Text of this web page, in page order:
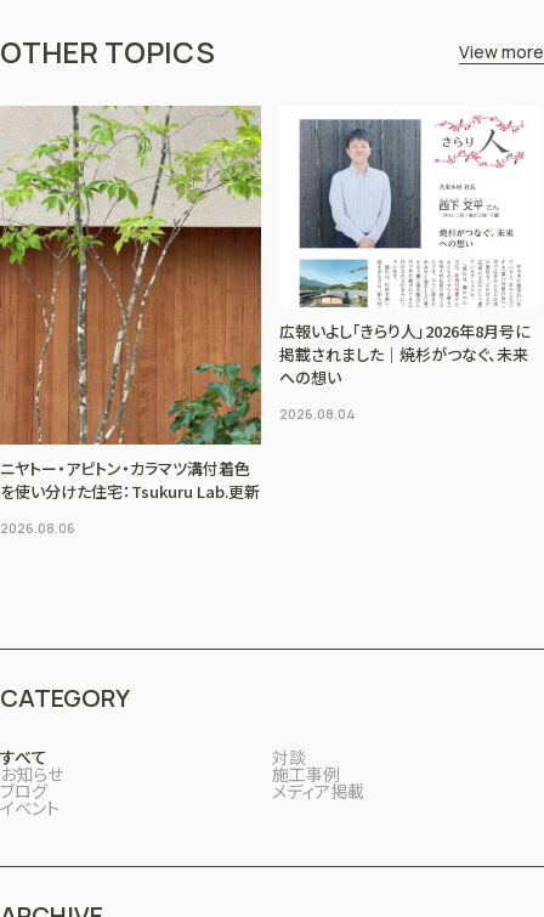
OTHER TOPICS View more
ニヤトー・アピトン・カラマツ溝付着色
を使い分けた住宅：Tsukuru Lab.更新
2026.08.06
広報いよし「きらり人」2026年8月号に
掲載されました｜焼杉がつなぐ、未来
への想い
2026.08.04
CATEGORY
すべて 対談
お知らせ 施工事例
ブログ メディア掲載
イベント